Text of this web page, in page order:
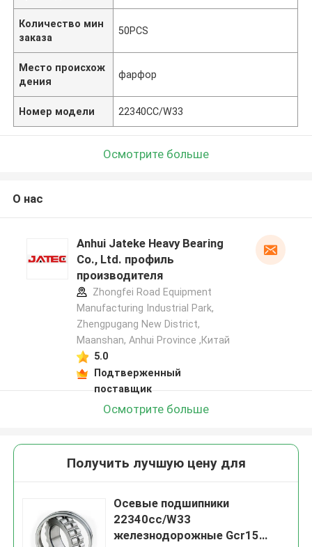
Количество мин
заказа
50PCS
Место происхож
дения
фарфор
Номер модели 22340CC/W33
Осмотрите больше
О нас
Anhui Jateke Heavy Bearing
Co., Ltd. профиль
производителя
Zhongfei Road Equipment
Manufacturing Industrial Park,
Zhengpugang New District,
Maanshan, Anhui Province ,Китай
5.0
Подтверженный
поставщик
Осмотрите больше
Получить лучшую цену для
Осевые подшипники
22340cc/W33
железнодорожные Gcr15